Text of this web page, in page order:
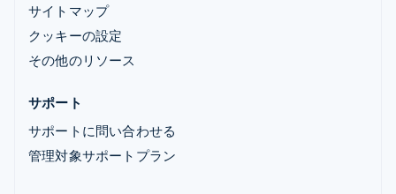
サイトマップ
クッキーの設定
その他のリソース
サポート
サポートに問い合わせる
管理対象サポートプラン